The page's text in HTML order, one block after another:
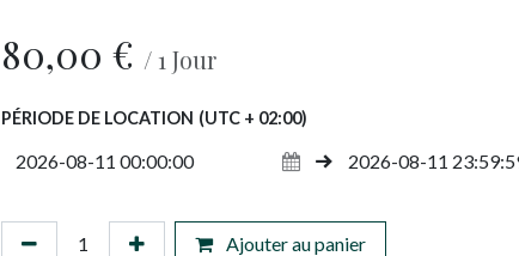
80,00 € /1 Jour
PÉRIODE DE LOCATION (UTC + 02:00)
Ajouter au panier